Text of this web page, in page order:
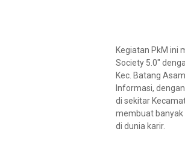
Kegiatan PkM ini
Society 5.0"
Kec. Batang
Informasi,
di sekitar
membuat banyak
di dunia karir.